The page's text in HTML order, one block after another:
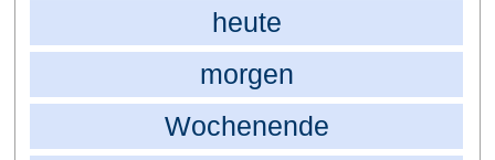
heute
morgen
Wochenende